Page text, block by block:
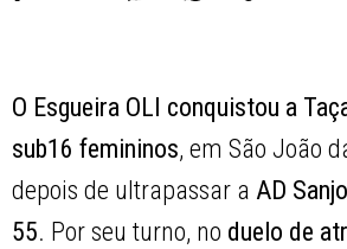
O Esgueira OLI conquistou a
sub16 femininos, em São João
depois de ultrapassar a AD
55. Por seu turno, no duelo de